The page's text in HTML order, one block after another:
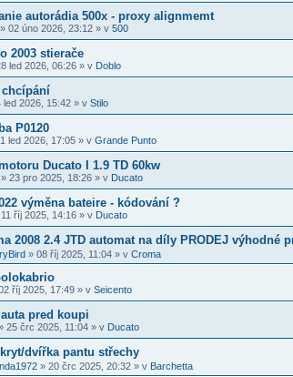
autorádia 500x - proxy alignmemt
» 02 úno 2026, 23:12 » v 500
2003 stierače
led 2026, 06:26 » v Doblo
chcípání
led 2026, 15:42 » v Stilo
P0120
led 2026, 17:05 » v Grande Punto
Ducato I 1.9 TD 60kw
» 23 pro 2025, 18:26 » v Ducato
výměna bateire - kódování ?
11 říj 2025, 14:16 » v Ducato
2008 2.4 JTD automat na díly PRODEJ výhodné
» 08 říj 2025, 11:04 » v Croma
říj 2025, 17:49 » v Seicento
pred koupi
25 črc 2025, 11:04 » v Ducato
dvířka pantu střechy
» 20 črc 2025, 20:32 » v Barchetta